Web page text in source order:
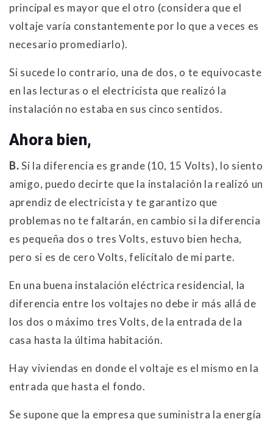
principal es mayor que el otro (considera que el
voltaje varía constantemente por lo que a veces es
necesario promediarlo).
Si sucede lo contrario, una de dos, o te equivocaste
en las lecturas o el electricista que realizó la
instalación no estaba en sus cinco sentidos.
Ahora bien,
B.Si la diferencia es grande (10, 15 Volts), lo siento
amigo, puedo decirte que la instalación la realizó un
aprendiz de electricista y te garantizo que
problemas no te faltarán, en cambio si la diferencia
es pequeña dos o tres Volts, estuvo bien hecha,
pero si es de cero Volts, felicítalo de mi parte.
En una buena instalación eléctrica residencial, la
diferencia entre los voltajes no debe ir más allá de
los dos o máximo tres Volts, de la entrada de la
casa hasta la última habitación.
Hay viviendas en donde el voltaje es el mismo en la
entrada que hasta el fondo.
Se supone que la empresa que suministra la energía